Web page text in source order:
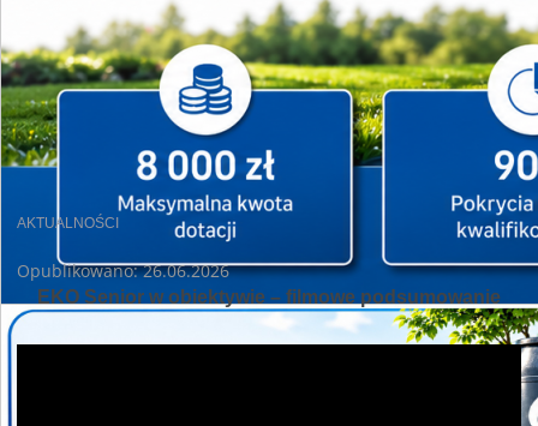
AKTUALNOŚCI
Opublikowano: 26.06.2026
EKO Senior w obiektywie – filmowe podsumowanie